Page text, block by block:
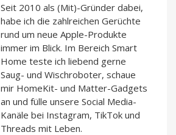
Seit 2010 als (Mit)-Gründer dabei,
habe ich die zahlreichen Gerüchte
rund um neue Apple-Produkte
immer im Blick. Im Bereich Smart
Home teste ich liebend gerne
Saug- und Wischroboter, schaue
mir HomeKit- und Matter-Gadgets
an und fülle unsere Social Media-
Kanäle bei Instagram, TikTok und
Threads mit Leben.